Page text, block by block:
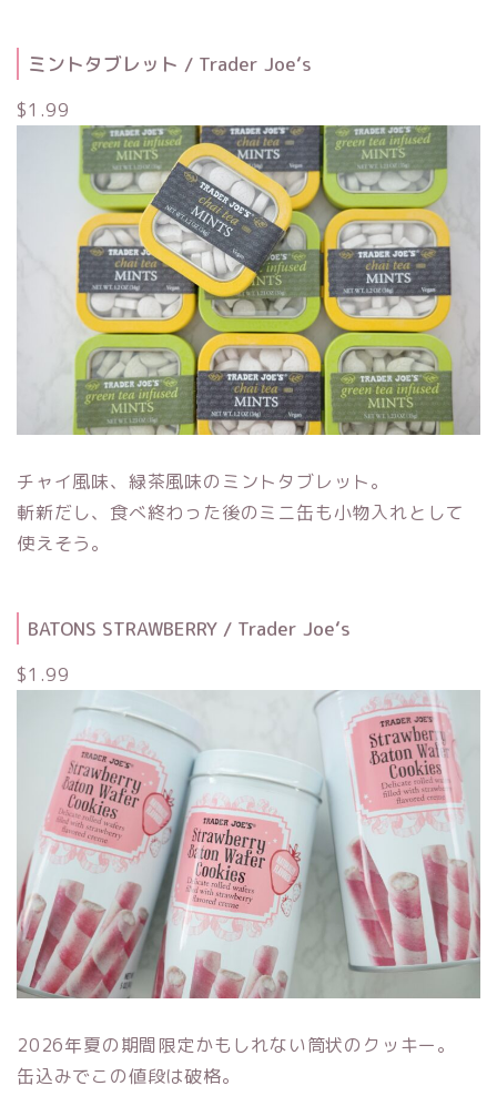
ミントタブレット / Trader Joe‘s
$1.99
チャイ風味、緑茶風味のミントタブレット。
斬新だし、食べ終わった後のミニ缶も小物入れとして
使えそう。
BATONS STRAWBERRY / Trader Joe‘s
$1.99
2026年夏の期間限定かもしれない筒状のクッキー。
缶込みでこの値段は破格。